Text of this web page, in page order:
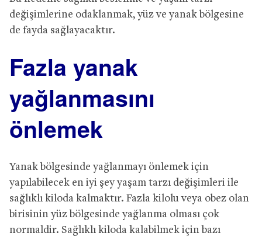
değişimlerine odaklanmak, yüz ve yanak bölgesine
de fayda sağlayacaktır.
Fazla yanak
yağlanmasını
önlemek
Yanak bölgesinde yağlanmayı önlemek için
yapılabilecek en iyi şey yaşam tarzı değişimleri ile
sağlıklı kiloda kalmaktır. Fazla kilolu veya obez olan
birisinin yüz bölgesinde yağlanma olması çok
normaldir. Sağlıklı kiloda kalabilmek için bazı